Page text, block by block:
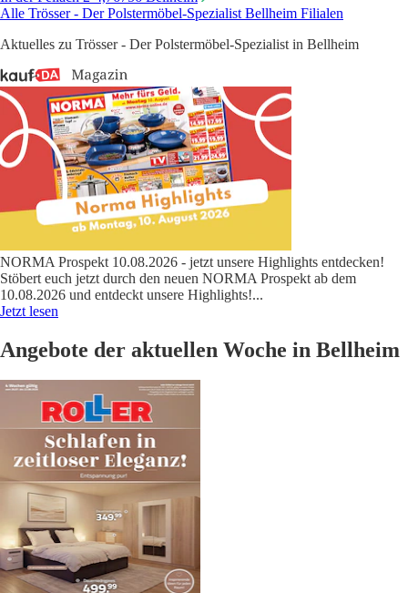
Alle Trösser - Der Polstermöbel-Spezialist Bellheim Filialen
Aktuelles zu Trösser - Der Polstermöbel-Spezialist in Bellheim
NORMA Prospekt 10.08.2026 - jetzt unsere Highlights entdecken!
Stöbert euch jetzt durch den neuen NORMA Prospekt ab dem
10.08.2026 und entdeckt unsere Highlights!...
Jetzt lesen
Angebote der aktuellen Woche in Bellheim